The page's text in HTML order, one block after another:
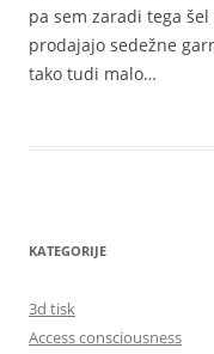
pa sem zaradi tega
prodajajo sedežne
tako tudi malo…
KATEGORIJE
3d tisk
Access consciousness